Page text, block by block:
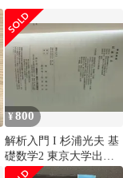
¥800
解析入門 I 杉浦光夫 基
礎数学2 東京大学出版
会